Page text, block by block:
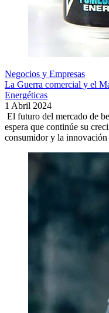
Negocios y Empresas
La Guerra comercial y el
Energéticas
1 Abril 2024
El futuro del mercado de
espera que continúe su
consumidor y la innovación